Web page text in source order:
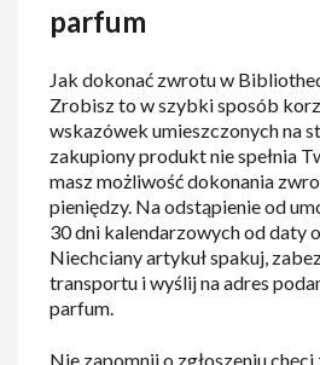
parfum
Jak dokonać zwrotu w
Zrobisz to w szybki sposób
wskazówek umieszczonych na
zakupiony produkt nie spełnia
masz możliwość dokonania
pieniędzy. Na odstąpienie od
30 dni kalendarzowych od daty
Niechciany artykuł spakuj,
transportu i wyślij na adres
parfum.
Nie zapomnij o zgłoszeniu